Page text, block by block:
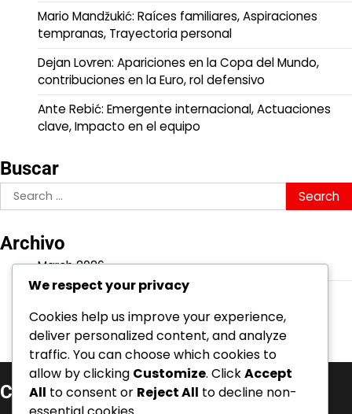
Mario Mandžukić: Raíces familiares, Aspiraciones
tempranas, Trayectoria personal
Dejan Lovren: Apariciones en la Copa del Mundo,
contribuciones en la Euro, rol defensivo
Ante Rebić: Emergente internacional, Actuaciones
clave, Impacto en el equipo
Buscar
Search
for:
Archivo
March 2026
February 2026
Categorías
We respect your privacy
Cookies help us improve your experience,
deliver personalized content, and analyze
traffic. You can choose which cookies to
allow by clicking Customize. ClickAccept
All to consent or Reject All to decline non-